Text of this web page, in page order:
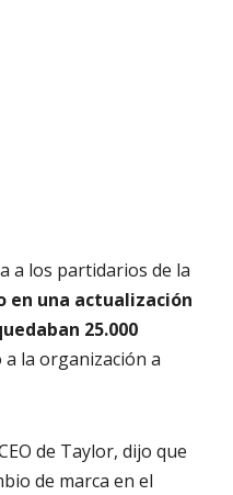
a los partidarios de la
en una actualización
25.000
la organización a
de Taylor, dijo que
de marca en el